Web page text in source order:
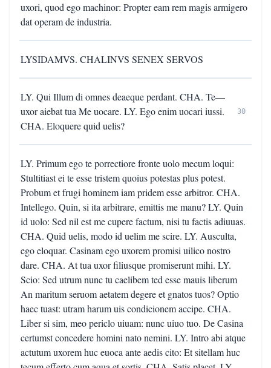
uxori, quod ego machinor: Propter eam rem magis armigero
dat operam de industria.
LYSIDAMVS. CHALINVS SENEX SERVOS
LY. Qui Illum di omnes deaeque perdant. CHA. Te—
uxor aiebat tua Me uocare. LY. Ego enim uocari iussi.
CHA. Eloquere quid uelis?
30
LY. Primum ego te porrectiore fronte uolo mecum loqui:
Stultitiast ei te esse tristem quoius potestas plus potest.
Probum et frugi hominem iam pridem esse arbitror. CHA.
Intellego. Quin, si ita arbitrare, emittis me manu? LY. Quin
id uolo: Sed nil est me cupere factum, nisi tu factis adiuuas.
CHA. Quid uelis, modo id uelim me scire. LY. Ausculta,
ego eloquar. Casinam ego uxorem promisi uilico nostro
dare. CHA. At tua uxor filiusque promiserunt mihi. LY.
Scio: Sed utrum nunc tu caelibem ted esse mauis liberum
An maritum seruom aetatem degere et gnatos tuos? Optio
haec tuast: utram harum uis condicionem accipe. CHA.
Liber si sim, meo periclo uiuam: nunc uiuo tuo. De Casina
certumst concedere homini nato nemini. LY. Intro abi atque
actutum uxorem huc euoca ante aedis cito: Et sitellam huc